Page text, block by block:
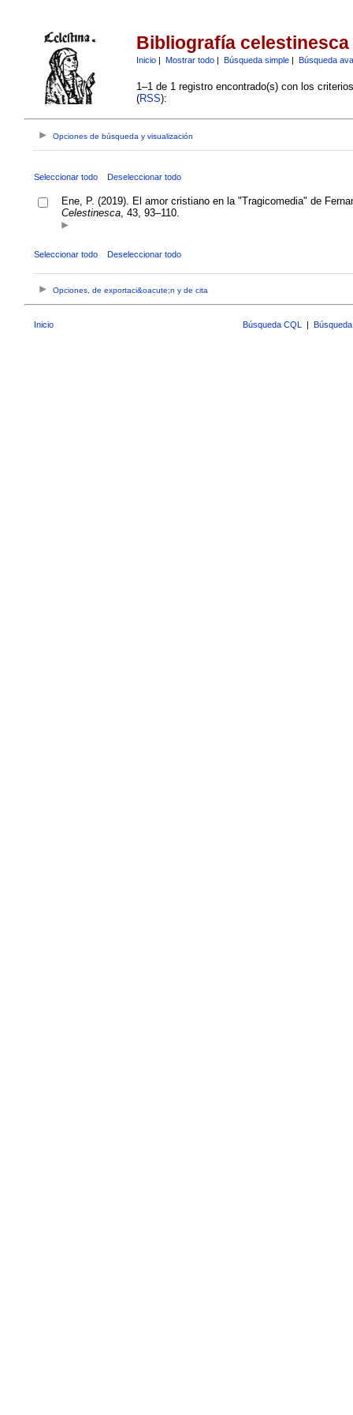
Bibliografía celestinesca
Inicio| Mostrar todo| Búsqueda simple| Búsqueda
1–1 de 1 registro encontrado(s) con los
(RSS):
Opciones de búsqueda y visualización
Seleccionar todo Deseleccionar todo
Ene, P. (2019). El amor cristiano en la "Tragicomedia" de
Celestinesca, 43, 93–110.
Seleccionar todo Deseleccionar todo
Opciones, de exportaci&oacute;n y de cita
Inicio Búsqueda CQL |